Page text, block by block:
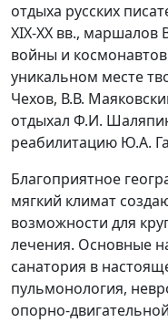
отдыха русских
XIX-XX вв., маршалов
войны и
уникальном месте
Чехов, В.В.
отдыхал Ф.И.
реабилитацию Ю.А.
Благоприятное
мягкий климат
возможности для
лечения. Основные
санатория в
пульмонология,
опорно-